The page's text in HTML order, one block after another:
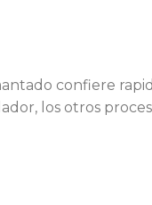
confiere
los otros